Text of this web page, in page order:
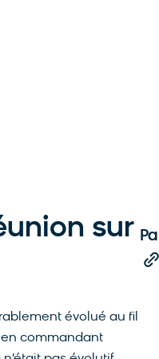
sur
évolué au fil
en commandant